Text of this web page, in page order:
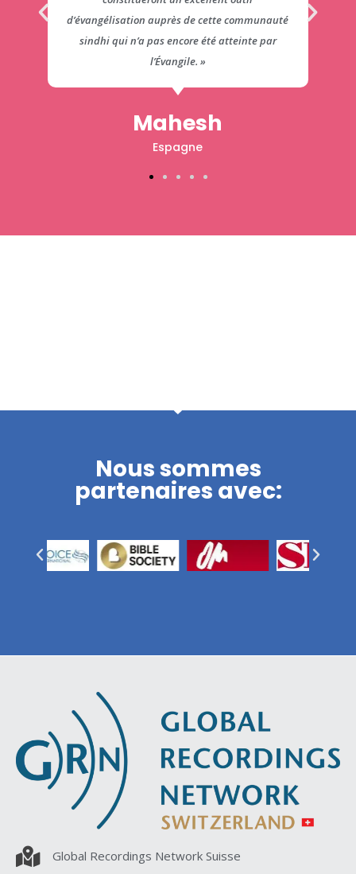
d’évangélisation auprès de cette communauté
sindhi qui n’a pas encore été atteinte par
l’Évangile. »
Mahesh
Espagne
Nous sommes
partenaires avec:
Global Recordings Network Suisse